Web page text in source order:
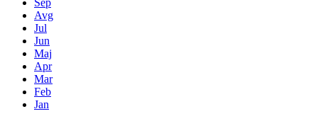
Avg
Jul
Jun
Maj
Apr
Mar
Feb
Jan